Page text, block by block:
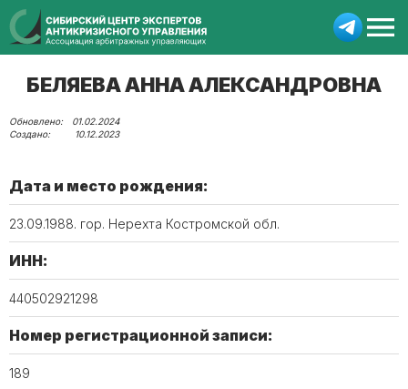
БЕЛЯЕВА АННА АЛЕКСАНДРОВНА
01.02.2024
10.12.2023
Дата и место рождения:
23.09.1988. гор. Нерехта Костромской обл.
ИНН:
440502921298
Номер регистрационной записи:
189